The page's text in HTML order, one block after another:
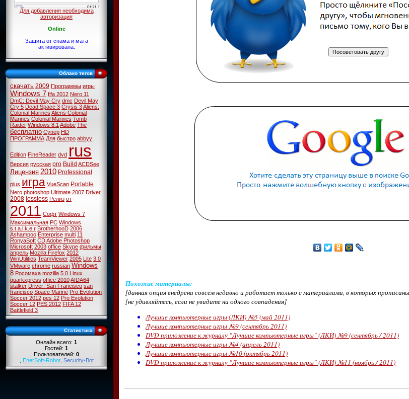
Для добавления необходима
авторизация
Online
Защита от спама и мата
активирована.
Облако тегов
скачать 2009 Программы игры
Windows 7 fifa 2012 Nero 11
DmC: Devil May Cry dmc Devil May
Cry 5 Dead Space 3 Crysis 3Aliens:
Colonial MarinesAliens Colonial
Marines Colonial Marines Tomb
Raider Windows 8.1Adobe The
бесплатно Супер HD
ПРОГРАММА Для быстро abbyy
Edition FineReader dvd rus
Версия русская pro BuildACDSee
Лицензия 2010 Professional
plus игра VueScan Portable
Nero photoshop Ultimate 2007 Driver
2008 lossless Релиз от
2011 Софт Windows 7
Максимальная PC Windows
s.t.a.l.k.e.r BrotherhooD 2006
Ashampoo Enterprise multi 11
RonyaSoft CDAdobe Photoshop
Microsoft 2003 office Skype фильмы
апрель Mozilla Firefox 2012
WinUtilities TeamViewer 2005 Lite 3.0
VMware chrome russian Windows
8 Росомаха mozilla 5.0 Linux
quarkxpress office 2010AIDA64
stalker Driver: San Francisco san
francisco Space Marine Pro Evolution
Soccer 2012 pes 12 Pro Evolution
Soccer 12 PES 2012 FIFA 12
Battlefield 3
Статистика
Онлайн всего:1
Гостей:1
Пользователей:0
,EnerSoft-Robot,Security-Bot
Похожие материалы:
[данная опция внедрена совсем недавно и работает только с материалами, в которых
[не удивляйтесь, если не увидите ни одного совпадения]
Лучшие компьютерные игры (ЛКИ) №5 (май 2011)
Лучшие компьютерные игры №9 (сентябрь 2011)
DVD приложение к журналу "Лучшие компьютерные игры" (ЛКИ) №9 (сентябрь / 2011)
Лучшие компьютерные игры №4 (апрель 2011)
Лучшие компьютерные игры №10 (октябрь 2011)
DVD приложение к журналу "Лучшие компьютерные игры" (ЛКИ) №11 (ноябрь / 2011)